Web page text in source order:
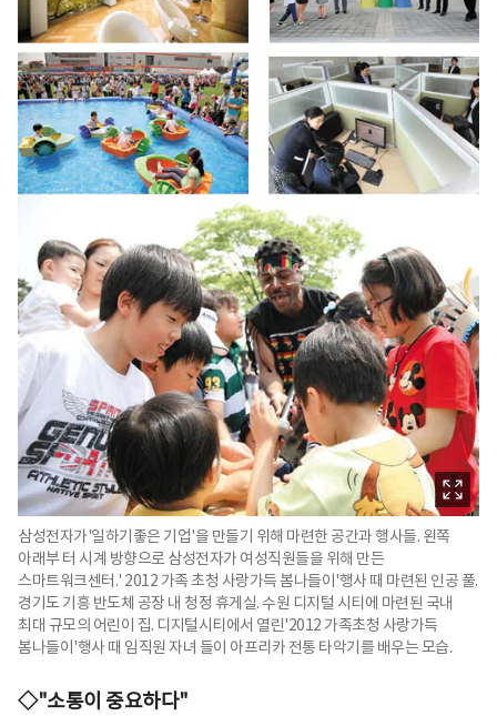
삼성전자가'일하기좋은 기업'을 만들기 위해 마련한 공간과 행사들. 왼쪽
아래부 터 시계 방향으로 삼성전자가 여성직원들을 위해 만든
스마트워크센터.' 2012 가족 초청 사랑가득 봄나들이'행사 때 마련된 인공 풀.
경기도 기흥 반도체 공장 내 청정 휴게실. 수원 디지털 시티에 마련된 국내
최대 규모의 어린이 집. 디지털시티에서 열린'2012 가족초청 사랑가득
봄나들이'행사 때 임직원 자녀 들이 아프리카 전통 타악기를 배우는 모습.
◇"소통이 중요하다"